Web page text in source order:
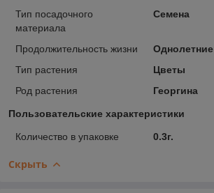
Тип посадочного
материала
Семена
Продолжительность жизни
Однолетние
Тип растения
Цветы
Род растения
Георгина
Пользовательские характеристики
Количество в упаковке 0.3г.
Скрыть